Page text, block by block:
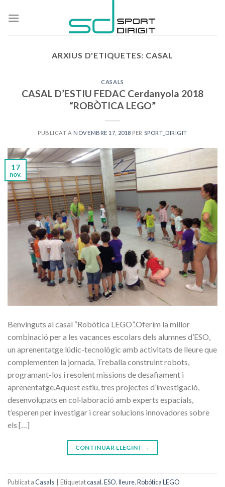
ARXIUS D'ETIQUETES: CASAL
CASALS
CASAL D’ESTIU FEDAC Cerdanyola 2018
“ROBÒTICA LEGO”
PUBLICAT A NOVEMBRE 17, 2018 PER SPORT_DIRIGIT
17
nov.
Benvinguts al casal “Robòtica LEGO”.Oferim la millor
combinació per a les vacances escolars dels alumnes d’ESO,
un aprenentatge lúdic-tecnològic amb activitats de lleure que
complementen la jornada. Treballa construint robots,
programant-los i resolent missions de desafiament i
aprenentatge.Aquest estiu, tres projectes d’investigació,
desenvolupats en col·laboració amb experts espacials,
t’esperen per investigar i crear solucions innovadores sobre
els […]
CONTINUAR LLEGINT →
Publicat aCasals Etiquetatcasal,ESO,lleure,Robótica LEGO